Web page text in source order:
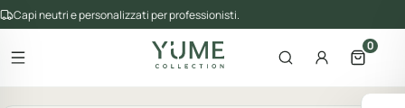
Capi neutri e personalizzati per professionisti.
Apri il menu
del catalogo
Apri la ricerca
AccountApri il
0